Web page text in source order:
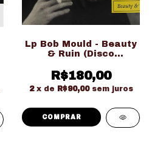
Lp Bob Mould - Beauty
& Ruin (Disco
R$180,00
2 x de R$90,00 sem juros